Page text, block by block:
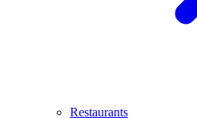
Restaurants